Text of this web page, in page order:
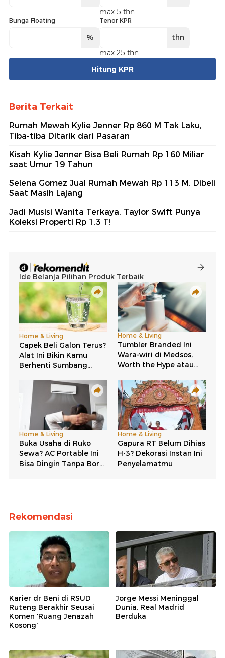
max 5 thn
Bunga Floating
%
Tenor KPR
thn
max 25 thn
Hitung KPR
Berita Terkait
Rumah Mewah Kylie Jenner Rp 860 M Tak Laku,
Tiba-tiba Ditarik dari Pasaran
Kisah Kylie Jenner Bisa Beli Rumah Rp 160 Miliar
saat Umur 19 Tahun
Selena Gomez Jual Rumah Mewah Rp 113 M, Dibeli
Saat Masih Lajang
Jadi Musisi Wanita Terkaya, Taylor Swift Punya
Koleksi Properti Rp 1,3 T!
Rekomendasi
Karier dr Beni di RSUD
Ruteng Berakhir Seusai
Komen 'Ruang Jenazah
Kosong'
Jorge Messi Meninggal
Dunia, Real Madrid
Berduka